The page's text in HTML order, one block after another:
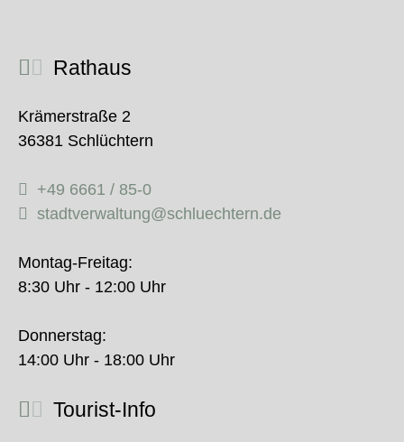
Rathaus
Krämerstraße 2
36381 Schlüchtern
+49 6661 / 85-0
stadtverwaltung@schluechtern.de
Montag-Freitag:
8:30 Uhr - 12:00 Uhr
Donnerstag:
14:00 Uhr - 18:00 Uhr
Tourist-Info